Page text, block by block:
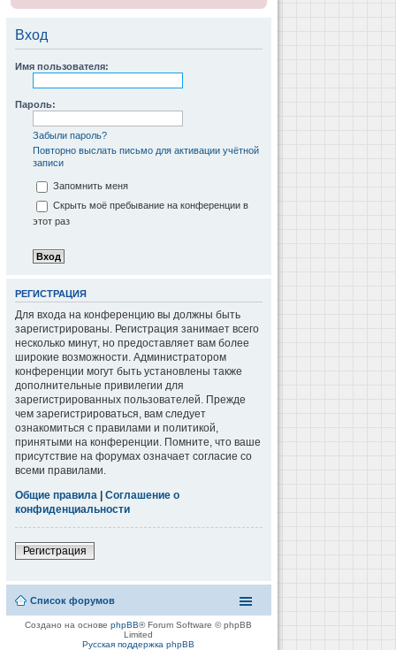
Вход
Имя пользователя:
Пароль:
Забыли пароль?
Повторно выслать письмо для активации учётной
записи
Запомнить меня
Скрыть моё пребывание на конференции в
этот раз
РЕГИСТРАЦИЯ
Для входа на конференцию вы должны быть
зарегистрированы. Регистрация занимает всего
несколько минут, но предоставляет вам более
широкие возможности. Администратором
конференции могут быть установлены также
дополнительные привилегии для
зарегистрированных пользователей. Прежде
чем зарегистрироваться, вам следует
ознакомиться с правилами и политикой,
принятыми на конференции. Помните, что ваше
присутствие на форумах означает согласие со
всеми правилами.
Общие правила | Соглашение о
конфиденциальности
Регистрация
Список форумов
Создано на основеphpBB® Forum Software © phpBB
Limited
Русская поддержка phpBB